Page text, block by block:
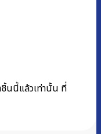
ชิ้นนี้แล้วเท่านั้น ที่